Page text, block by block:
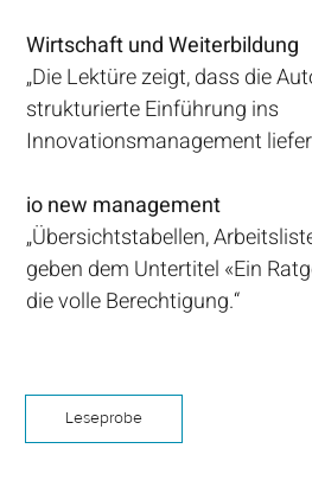
Wirtschaft und Weiterbildung
„Die Lektüre zeigt, dass die
strukturierte Einführung ins
Innovationsmanagement
io new management
„Übersichtstabellen,
geben dem Untertitel «Ein
die volle Berechtigung.“
Leseprobe